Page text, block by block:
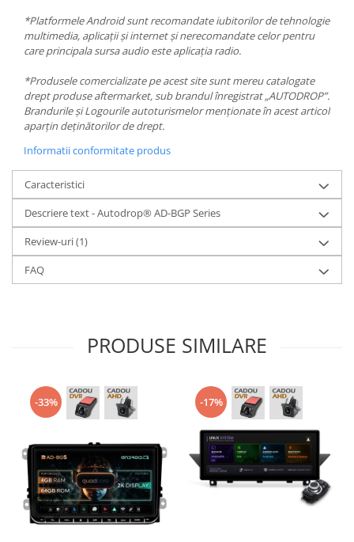
*Platformele Android sunt recomandate iubitorilor de tehnologie
multimedia, aplicații și internet și nerecomandate celor pentru
care principala sursa audio este aplicația radio.
*Produsele comercializate pe acest site sunt mereu catalogate
drept produse aftermarket, sub brandul înregistrat „AUTODROP”.
Brandurile și Logourile autoturismelor menționate în acest articol
aparțin deținătorilor de drept.
Informatii conformitate produs
Caracteristici
Descriere text - Autodrop® AD-BGP Series
Review-uri(1)
FAQ
PRODUSE SIMILARE
-33% -17%